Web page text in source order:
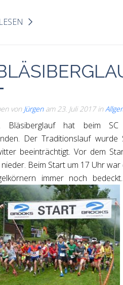
von Jürgenam 23. Juli 2017in
Bläsiberglauf hat beim SC
Der Traditionslauf wurde
beeinträchtigt. Vor dem
Beim Start um 17 Uhr
immer noch